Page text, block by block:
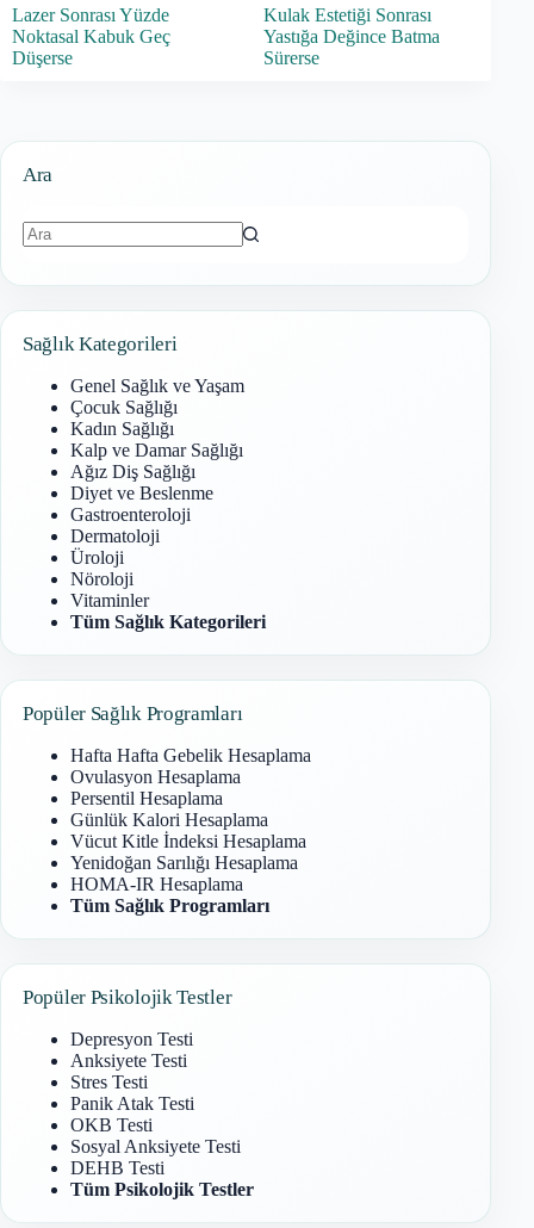
Lazer Sonrası Yüzde
Noktasal Kabuk Geç
Düşerse
Kulak Estetiği Sonrası
Yastığa Değince Batma
Sürerse
Ara
Sağlık Kategorileri
Genel Sağlık ve Yaşam
Çocuk Sağlığı
Kadın Sağlığı
Kalp ve Damar Sağlığı
Ağız Diş Sağlığı
Diyet ve Beslenme
Gastroenteroloji
Dermatoloji
Üroloji
Nöroloji
Vitaminler
Tüm Sağlık Kategorileri
Popüler Sağlık Programları
Hafta Hafta Gebelik Hesaplama
Ovulasyon Hesaplama
Persentil Hesaplama
Günlük Kalori Hesaplama
Vücut Kitle İndeksi Hesaplama
Yenidoğan Sarılığı Hesaplama
HOMA-IR Hesaplama
Tüm Sağlık Programları
Popüler Psikolojik Testler
Depresyon Testi
Anksiyete Testi
Stres Testi
Panik Atak Testi
OKB Testi
Sosyal Anksiyete Testi
DEHB Testi
Tüm Psikolojik Testler